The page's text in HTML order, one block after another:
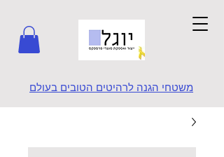
משטחי הגנה לרהיטים הטובים בעולם